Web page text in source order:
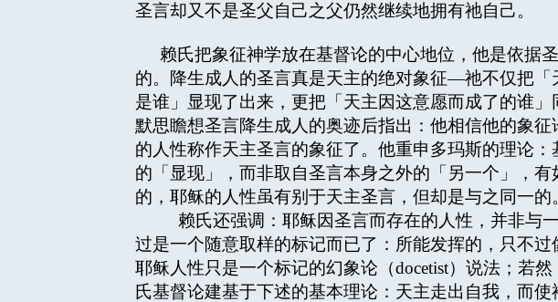
圣言却又不是圣父自己之父仍然继续地拥有祂自己。
赖氏把象征神学放在基督论的中心地位，他是依据
的。降生成人的圣言真是天主的绝对象征—祂不仅把
是谁」显现了出来，更把「天主因这意愿而成了的谁
默思瞻想圣言降生成人的奥迹后指出：他相信他的象
的人性称作天主圣言的象征了。他重申多玛斯的理论
的「显现」，而非取自圣言本身之外的「另一个」，
的，耶稣的人性虽有别于天主圣言，但却是与之同一的
赖氏还强调：耶稣因圣言而存在的人性，并非与
过是一个随意取样的标记而已了：所能发挥的，只不
耶稣人性只是一个标记的幻象论（docetist）说法；若
氏基督论建基于下述的基本理论：天主走出自我，而